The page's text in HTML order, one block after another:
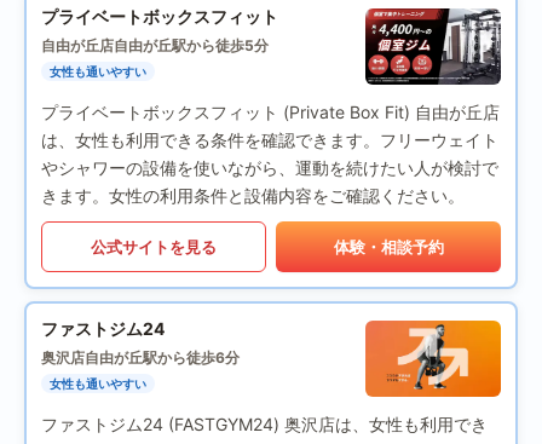
プライベートボックスフィット
自由が丘店自由が丘駅から徒歩5分
女性も通いやすい
プライベートボックスフィット (Private Box Fit) 自由が丘店
は、女性も利用できる条件を確認できます。フリーウェイト
やシャワーの設備を使いながら、運動を続けたい人が検討で
きます。女性の利用条件と設備内容をご確認ください。
公式サイトを見る 体験・相談予約
ファストジム24
奥沢店自由が丘駅から徒歩6分
女性も通いやすい
ファストジム24 (FASTGYM24) 奥沢店は、女性も利用でき